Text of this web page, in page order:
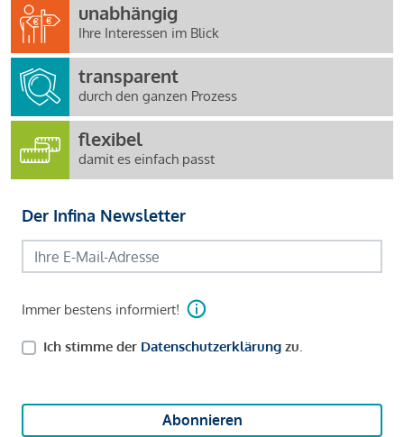
unabhängig
Ihre Interessen im Blick
transparent
durch den ganzen Prozess
flexibel
damit es einfach passt
Der Infina Newsletter
Immer bestens informiert!
Ich stimme der Datenschutzerklärung zu.
Abonnieren